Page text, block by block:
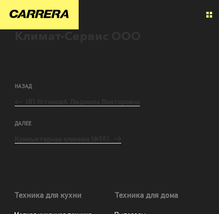
НАЗАД
ДАЛЕЕ
Техника для кухни Техника для дома